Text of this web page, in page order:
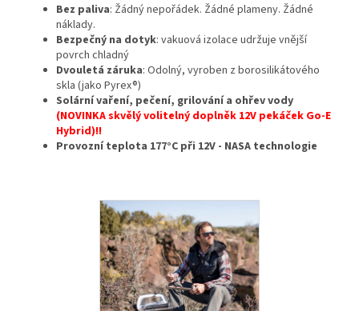
Bez paliva: Žádný nepořádek. Žádné plameny. Žádné
náklady.
Bezpečný na dotyk: vakuová izolace udržuje vnější
povrch chladný
Dvouletá záruka: Odolný, vyroben z borosilikátového
skla (jako Pyrex®)
Solární vaření, pečení, grilování a ohřev vody
(NOVINKA skvělý volitelný doplněk 12V pekáček Go-E
Hybrid)!!
Provozní teplota 177°C při 12V - NASA technologie